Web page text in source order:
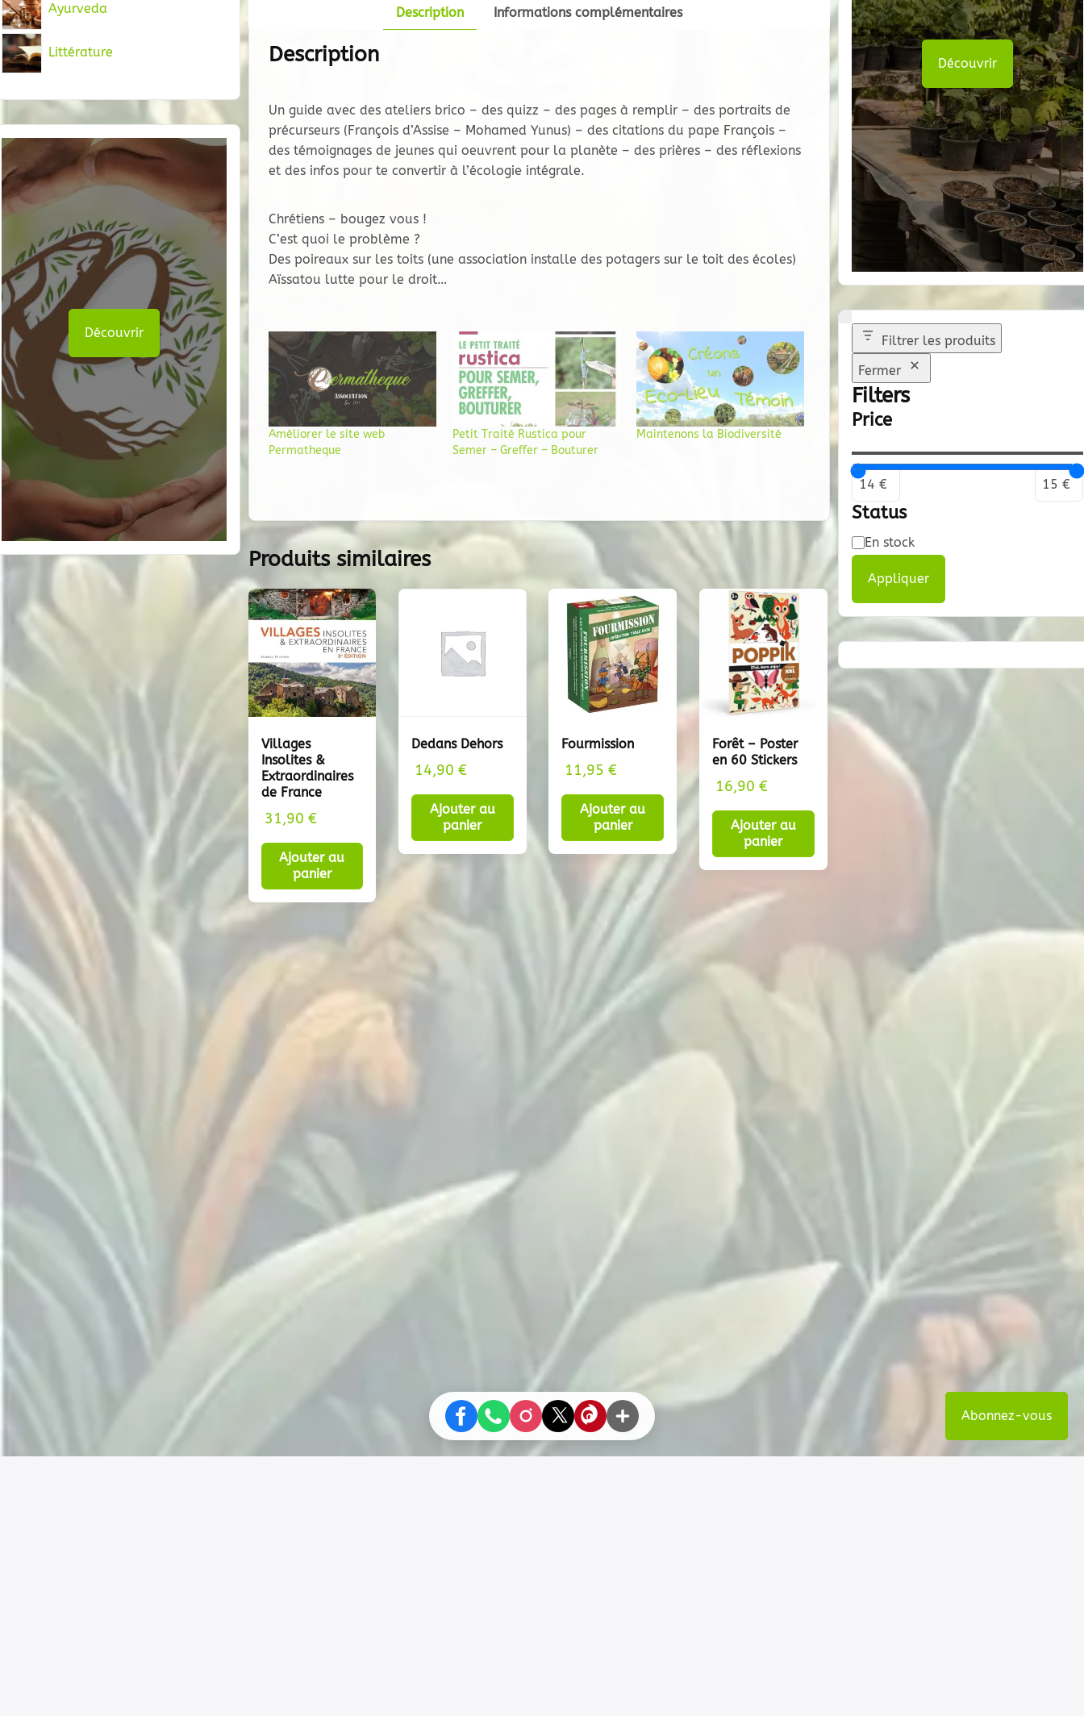
Ayurveda
Littérature
Découvrir
Description Informations complémentaires
Description
Un guide avec des ateliers brico – des quizz – des pages à remplir – des portraits de
précurseurs (François d’Assise – Mohamed Yunus) – des citations du pape François –
des témoignages de jeunes qui oeuvrent pour la planète – des prières – des réflexions
et des infos pour te convertir à l’écologie intégrale.
Chrétiens – bougez vous !
C’est quoi le problème ?
Des poireaux sur les toits (une association installe des potagers sur le toit des écoles)
Aïssatou lutte pour le droit…
Améliorer le site web
Permatheque
Petit Traité Rustica pour
Semer – Greffer – Bouturer
Maintenons la Biodiversité
Produits similaires
Villages
Insolites &
Extraordinaires
de France
31,90 €
Ajouter au
panier
Dedans Dehors
14,90 €
Ajouter au
panier
Fourmission
11,95€
Ajouter au
panier
Forêt – Poster
en 60 Stickers
16,90 €
Ajouter au
panier
Découvrir
Filtrer les produits
Fermer
Filters
Price
Status
Disponibilité
En stock
Appliquer
Abonnez-vous